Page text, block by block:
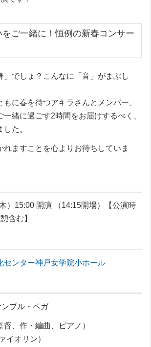
ご一緒に！恒例の新春コンサー
」でしょ？こんなに「音」がまぶし
もに春を待つアキラさんとメンバー、
一緒に過ごす2時間をお届けするべく、
た。
れますことを心よりお待ちしていま
） 15:00 開演 （14:15開場）【公演時
含む】
センター神戸女学院小ホール
ブル・ベガ
、作・編曲、ピアノ）
オリン）